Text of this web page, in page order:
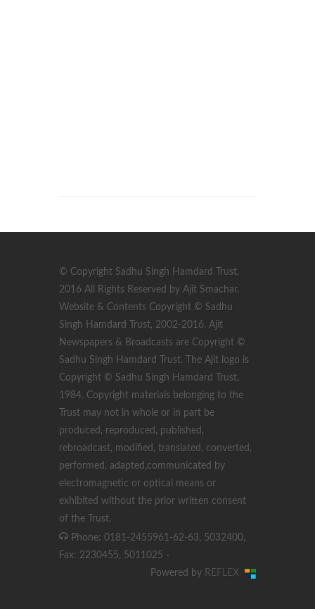
© Copyright Sadhu Singh Hamdard Trust,
2016 All Rights Reserved by Ajit Smachar.
Website & Contents Copyright © Sadhu
Singh Hamdard Trust, 2002-2016. Ajit
Newspapers & Broadcasts are Copyright ©
Sadhu Singh Hamdard Trust. The Ajit logo is
Copyright © Sadhu Singh Hamdard Trust,
1984. Copyright materials belonging to the
Trust may not in whole or in part be
produced, reproduced, published,
rebroadcast, modified, translated, converted,
performed, adapted,communicated by
electromagnetic or optical means or
exhibited without the prior written consent
of the Trust.
Phone: 0181-2455961-62-63, 5032400,
Fax: 2230455, 5011025 ·
Powered by REFLEX